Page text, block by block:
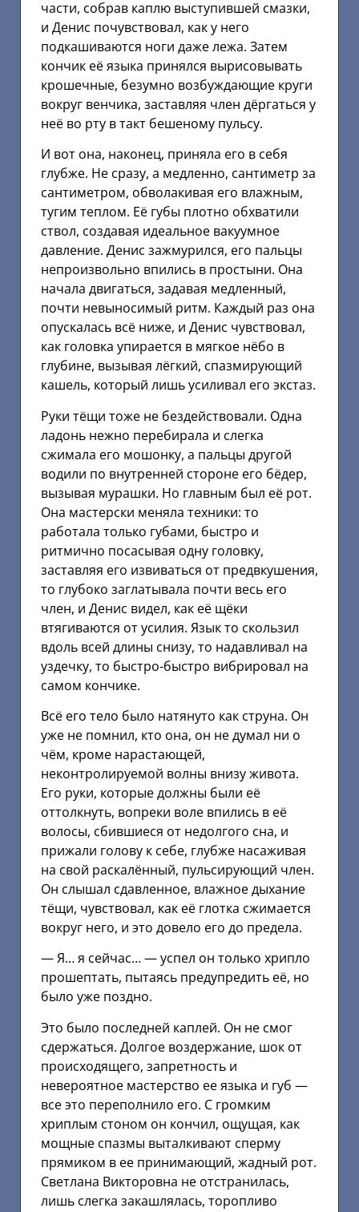
части, собрав каплю выступившей смазки,
и Денис почувствовал, как у него
подкашиваются ноги даже лежа. Затем
кончик её языка принялся вырисовывать
крошечные, безумно возбуждающие круги
вокруг венчика, заставляя член дёргаться у
неё во рту в такт бешеному пульсу.
И вот она, наконец, приняла его в себя
глубже. Не сразу, а медленно, сантиметр за
сантиметром, обволакивая его влажным,
тугим теплом. Её губы плотно обхватили
ствол, создавая идеальное вакуумное
давление. Денис зажмурился, его пальцы
непроизвольно впились в простыни. Она
начала двигаться, задавая медленный,
почти невыносимый ритм. Каждый раз она
опускалась всё ниже, и Денис чувствовал,
как головка упирается в мягкое нёбо в
глубине, вызывая лёгкий, спазмирующий
кашель, который лишь усиливал его экстаз.
Руки тёщи тоже не бездействовали. Одна
ладонь нежно перебирала и слегка
сжимала его мошонку, а пальцы другой
водили по внутренней стороне его бёдер,
вызывая мурашки. Но главным был её рот.
Она мастерски меняла техники: то
работала только губами, быстро и
ритмично посасывая одну головку,
заставляя его извиваться от предвкушения,
то глубоко заглатывала почти весь его
член, и Денис видел, как её щёки
втягиваются от усилия. Язык то скользил
вдоль всей длины снизу, то надавливал на
уздечку, то быстро-быстро вибрировал на
самом кончике.
Всё его тело было натянуто как струна. Он
уже не помнил, кто она, он не думал ни о
чём, кроме нарастающей,
неконтролируемой волны внизу живота.
Его руки, которые должны были её
оттолкнуть, вопреки воле впились в её
волосы, сбившиеся от недолгого сна, и
прижали голову к себе, глубже насаживая
на свой раскалённый, пульсирующий член.
Он слышал сдавленное, влажное дыхание
тёщи, чувствовал, как её глотка сжимается
вокруг него, и это довело его до предела.
— Я… я сейчас… — успел он только хрипло
прошептать, пытаясь предупредить её, но
было уже поздно.
Это было последней каплей. Он не смог
сдержаться. Долгое воздержание, шок от
происходящего, запретность и
невероятное мастерство ее языка и губ —
все это переполнило его. С громким
хриплым стоном он кончил, ощущая, как
мощные спазмы выталкивают сперму
прямиком в ее принимающий, жадный рот.
Светлана Викторовна не отстранилась,
лишь слегка закашлялась, торопливо